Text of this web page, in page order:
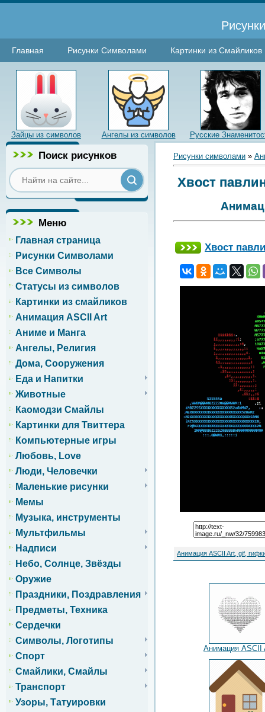
Главная Рисунки Символами Картинки из Смайликов
Зайцы из символов Ангелы из символов Русские
Поиск рисунков
Меню
Главная страница
Рисунки Символами
Все Символы
Статусы из символов
Картинки из смайликов
Анимация ASCII Art
Аниме и Манга
Ангелы, Религия
Дома, Сооружения
Еда и Напитки
Животные
Каомодзи Смайлы
Картинки для Твиттера
Компьютерные игры
Любовь, Love
Люди, Человечки
Маленькие рисунки
Мемы
Музыка, инструменты
Мультфильмы
Надписи
Небо, Солнце, Звёзды
Оружие
Праздники, Поздравления
Предметы, Техника
Сердечки
Символы, Логотипы
Спорт
Смайлики, Смайлы
Транспорт
Узоры, Татуировки
Рисунки символами »
Хвост
Хвост
Анимация ASCII Art, gif,
Анимация ASCII